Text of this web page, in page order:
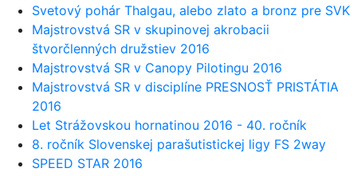
Svetový pohár Thalgau, alebo zlato a bronz pre SVK
Majstrovstvá SR v skupinovej akrobacii
štvorčlenných družstiev 2016
Majstrovstvá SR v Canopy Pilotingu 2016
Majstrovstvá SR v disciplíne PRESNOSŤ PRISTÁTIA
2016
Let Strážovskou hornatinou 2016 - 40. ročník
8. ročník Slovenskej parašutistickej ligy FS 2way
SPEED STAR 2016